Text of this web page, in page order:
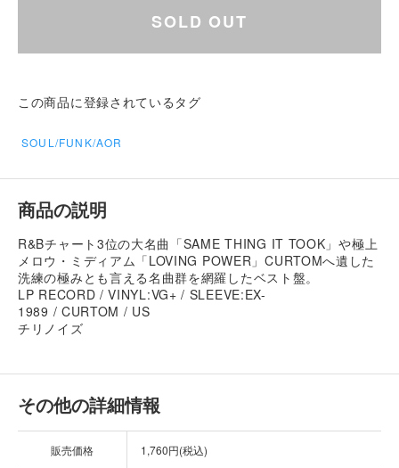
SOLD OUT
この商品に登録されているタグ
SOUL/FUNK/AOR
商品の説明
R&Bチャート3位の大名曲「SAME THING IT TOOK」や極上
メロウ・ミディアム「LOVING POWER」CURTOMへ遺した
洗練の極みとも言える名曲群を網羅したベスト盤。
LP RECORD / VINYL:VG+ / SLEEVE:EX-
1989 / CURTOM / US
チリノイズ
その他の詳細情報
販売価格 1,760円(税込)